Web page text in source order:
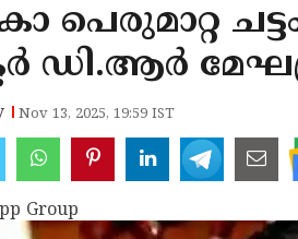
പെരുമാറ്റ
ഡി.ആർ
Nov 13, 2025, 19:59 IST
Group